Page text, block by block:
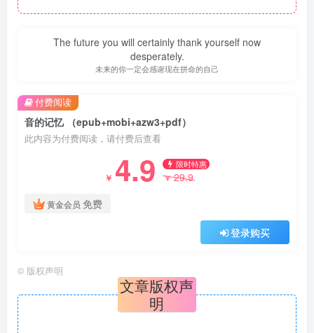
The future you will certainly thank yourself now
desperately.
未来的你一定会感谢现在拼命的自己
音的记忆 （epub+mobi+azw3+pdf）
此内容为付费阅读，请付费后查看
￥ 4.9 限时特惠
￥29.9
黄金会员 免费
登录购买
付费阅读
© 版权声明
文章版权声
明